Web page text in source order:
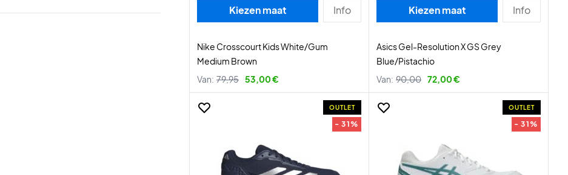
Kiezen maat Info
Nike Crosscourt Kids White/Gum
Medium Brown
Van: 79,95 53,00 €
Kiezen maat Info
Asics Gel-Resolution X GS Grey
Blue/Pistachio
Van: 90,00 72,00 €
OUTLET
- 31%
OUTLET
- 31%